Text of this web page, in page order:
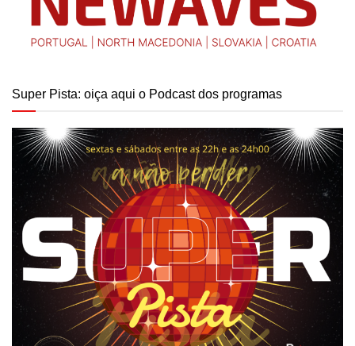
Super Pista: oiça aqui o Podcast dos programas